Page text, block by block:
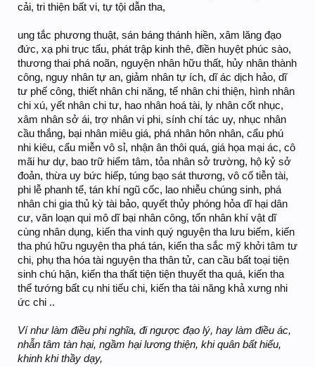
cải, tri thiện bất vi, tự tội dẫn tha,
ung tắc phương thuật, sán báng thánh hiền, xâm lăng đạo
đức, xạ phi trục tẩu, phát trập kinh thê, điền huyệt phúc sào,
thương thai phá noãn, nguyện nhân hữu thất, hủy nhân thành
công, nguy nhân tự an, giảm nhân tự ích, dĩ ác dịch hảo, dĩ
tư phế công, thiết nhân chi năng, tế nhân chi thiện, hình nhân
chi xú, yết nhân chi tư, hao nhân hoá tài, ly nhân cốt nhục,
xâm nhân sở ái, trợ nhân vi phi, sính chí tác uy, nhục nhân
cầu thắng, bại nhân miêu giá, phá nhân hôn nhân, cẩu phú
nhi kiêu, cẩu miễn vô sỉ, nhận ân thôi quá, giá họa mại ác, cô
mãi hư dự, bao trữ hiểm tâm, tỏa nhân sở trường, hộ kỷ sở
đoản, thừa uy bức hiếp, túng bạo sát thương, vô cố tiễn tài,
phi lễ phanh tể, tán khí ngũ cốc, lao nhiễu chúng sinh, phá
nhân chi gia thủ kỳ tài bảo, quyết thủy phóng hỏa dĩ hại dân
cư, văn loạn qui mô dĩ bại nhân công, tổn nhân khí vật dĩ
cùng nhân dụng, kiến tha vinh quý nguyện tha lưu biếm, kiến
tha phú hữu nguyện tha phá tán, kiến tha sắc mỹ khởi tâm tư
chi, phụ tha hóa tài nguyện tha thân tử, can cầu bất toại tiện
sinh chú hận, kiến tha thất tiện tiện thuyết tha quá, kiến tha
thể tướng bất cụ nhi tiếu chi, kiến tha tài năng khả xưng nhi
ức chi ..
Ví như làm điều phi nghĩa, đi ngược đạo lý, hay làm điều ác,
nhẫn tâm tàn hại, ngầm hại lương thiện, khi quân bất hiếu,
khinh khi thầy dạy,